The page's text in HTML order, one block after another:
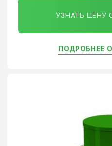
УЗНАТЬ
ПОДРОБНЕЕ